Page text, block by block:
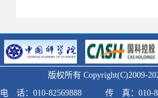
版权所有 Copyright(C)2009-
电 话：010-82569888
传 真：010-